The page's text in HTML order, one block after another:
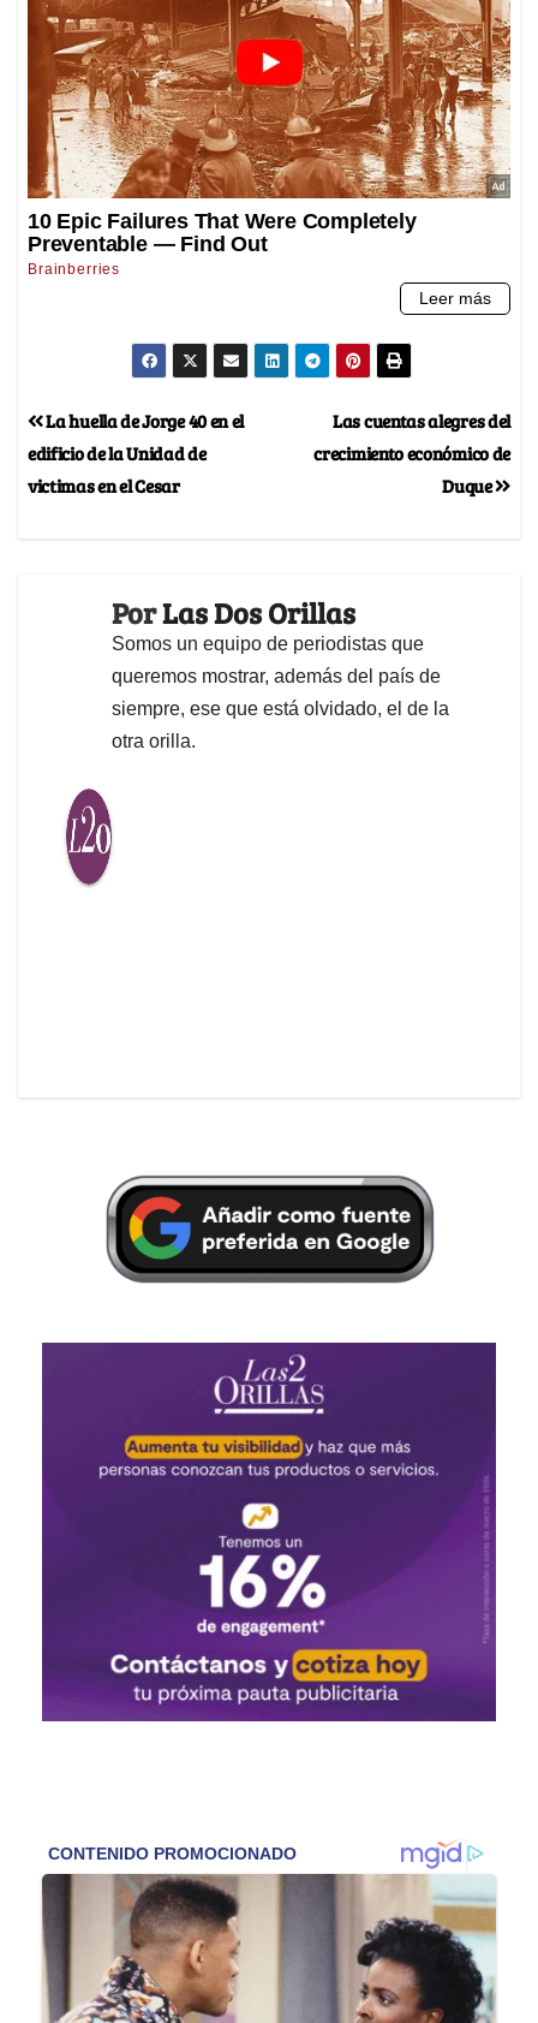
Las cuentas alegres del
crecimiento económico de
Duque
La huella de Jorge 40 en el
edificio de la Unidad de
victimas en el Cesar
PorLas Dos Orillas
Somos un equipo de periodistas que
queremos mostrar, además del país de
siempre, ese que está olvidado, el de la
otra orilla.